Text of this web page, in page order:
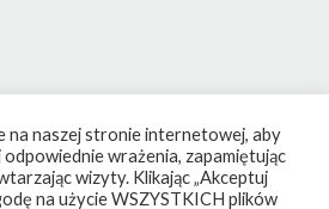
na naszej stronie internetowej, aby
odpowiednie wrażenia, zapamiętując
wizyty. Klikając „Akceptuj
na użycie WSZYSTKICH plików